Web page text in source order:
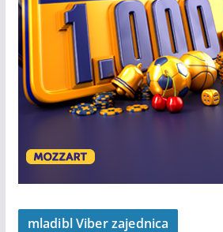
mladibl Viber zajednica